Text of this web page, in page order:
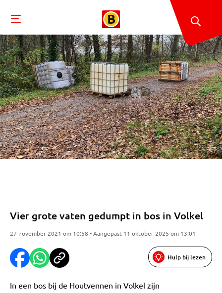
Vier grote vaten gedumpt in bos in Volkel
27 november 2021 om 10:58 • Aangepast 11 oktober 2025 om 13:01
Hulp bij lezen
In een bos bij de Houtvennen in Volkel zijn